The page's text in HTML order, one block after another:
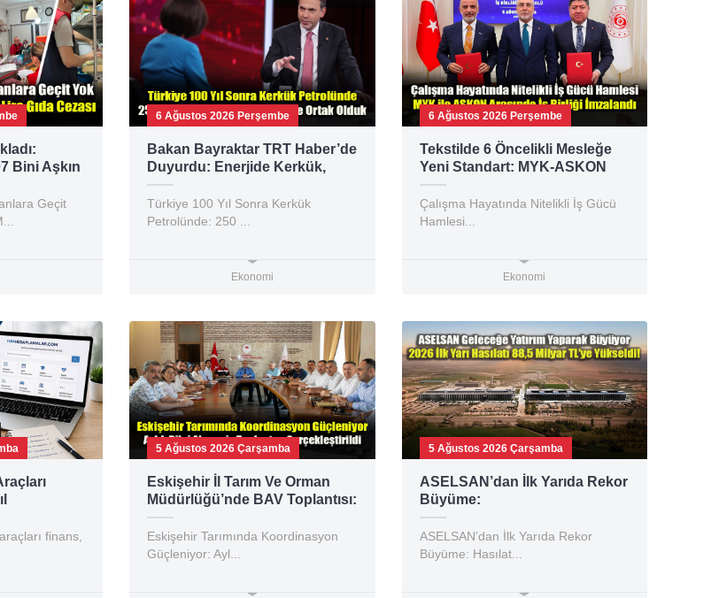
Bini Aşkın
Geçit
6 Ağustos 2026 Perşembe
Bakan Bayraktar TRT Haber’de
Duyurdu: Enerjide Kerkük,
Gabar ve Karadeniz Hamlesi
Türkiye 100 Yıl Sonra Kerkük
Petrolünde: 250 ...
Ekonomi
6 Ağustos 2026 Perşembe
Tekstilde 6 Öncelikli Mesleğe
Yeni Standart: MYK-ASKON
Protokolü İmzalandı
Çalışma Hayatında Nitelikli İş Gücü
Hamlesi...
Ekonomi
finans,
5 Ağustos 2026 Çarşamba
Eskişehir İl Tarım Ve Orman
Müdürlüğü’nde BAV Toplantısı:
Çalışmalar Masaya Yatırıldı
Eskişehir Tarımında Koordinasyon
Güçleniyor: Ayl...
5 Ağustos 2026 Çarşamba
ASELSAN’dan İlk Yarıda Rekor
Büyüme:
ASELSAN’dan İlk Yarıda Rekor
Büyüme: Hasılat...